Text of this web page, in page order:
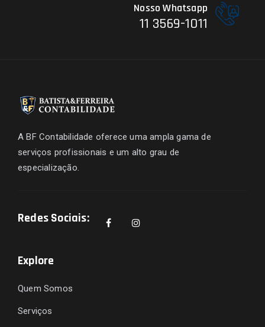
Nosso Whatsapp
11 3569-1011
A BF Contabilidade oferece uma ampla gama de
serviços profissionais e um alto grau de
especialização.
Redes Sociais:
Explore
Quem Somos
Serviços